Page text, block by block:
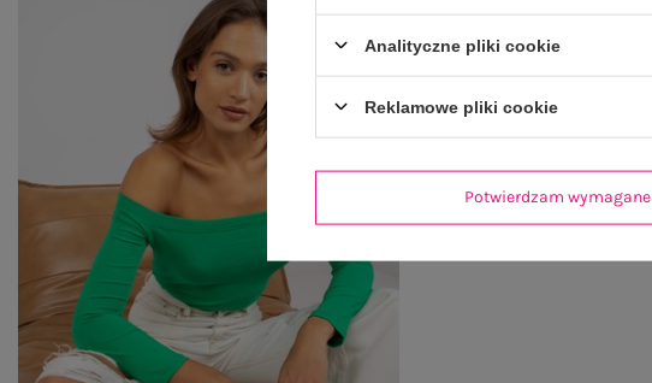
Analityczne pliki cookie
Reklamowe pliki cookie
Potwierdzam wymagane